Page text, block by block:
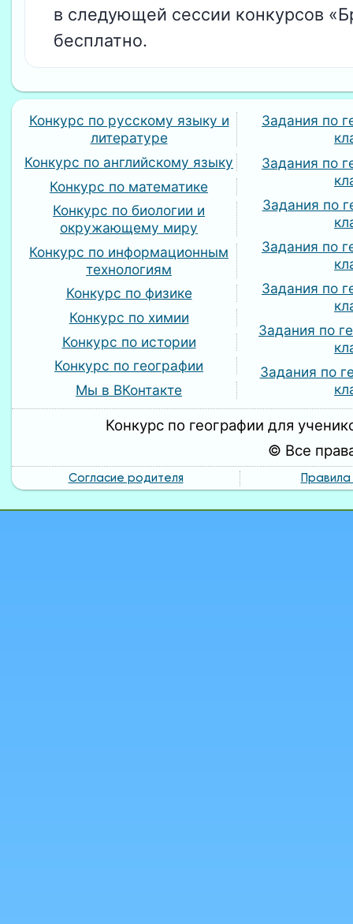
в следующей сессии конкурсов
бесплатно.
Конкурс по русскому языку и
литературе
Конкурс по английскому языку
Конкурс по математике
Конкурс по биологии и
окружающему миру
Конкурс по информационным
технологиям
Конкурс по физике
Конкурс по химии
Конкурс по истории
Конкурс по географии
Мы в ВКонтакте
Задания по
Задания по
Задания по
Задания по
Задания по
Задания по
Задания по
Конкурс по географии для
© Все
Согласие родителя Правила